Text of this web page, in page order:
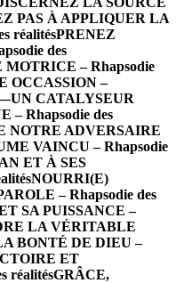
PAS À APPLIQUER LA
réalitésPRENEZ
des
– Rhapsodie
OCCASSION –
CATALYSEUR
– Rhapsodie des
NOTRE ADVERSAIRE
VAINCU – Rhapsodie
ET À SES
NOURRI(E)
– Rhapsodie des
SA PUISSANCE –
LA VÉRITABLE
BONTÉ DE DIEU –
ET
réalitésGRÂCE,